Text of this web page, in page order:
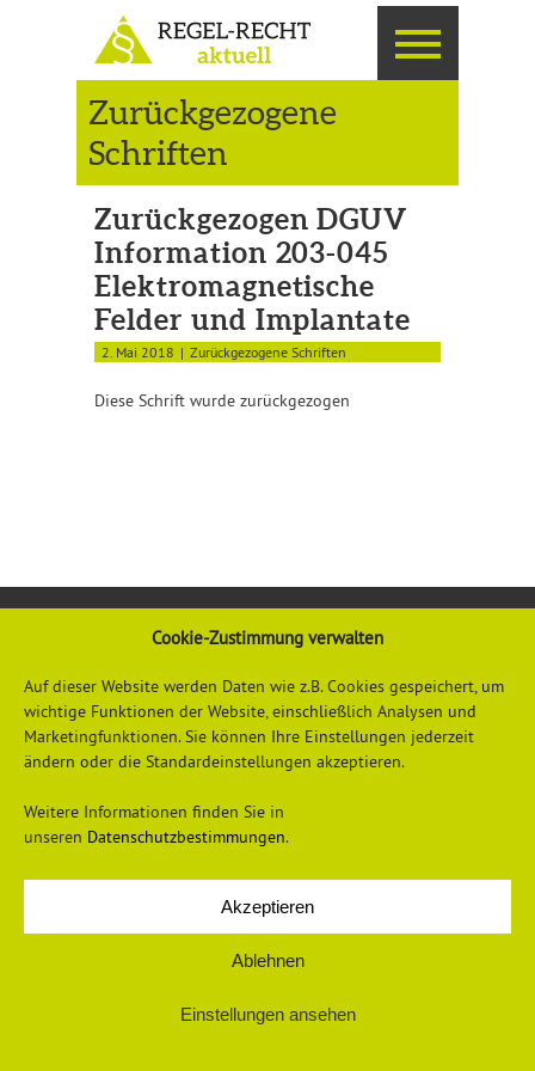
Cookie-Zustimmung verwalten
Auf dieser Website werden Daten wie z.B. Cookies gespeichert, um
wichtige Funktionen der Website, einschließlich Analysen und
Marketingfunktionen. Sie können Ihre Einstellungen jederzeit
ändern oder die Standardeinstellungen akzeptieren.
Weitere Informationen finden Sie in
unseren Datenschutzbestimmungen.
Akzeptieren
Ablehnen
Einstellungen ansehen
Zurückgezogene
Schriften
Zurückgezogen DGUV
Information 203-045
Elektromagnetische
Felder und Implantate
2. Mai 2018 Zurückgezogene Schriften
Diese Schrift wurde zurückgezogen
© 2026 Universum Verlag